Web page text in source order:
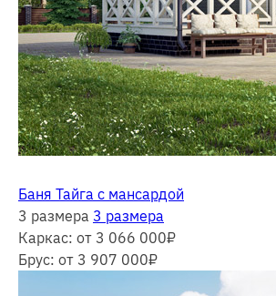
Баня Тайга с мансардой
3 размера 3 размера
Каркас: от 3 066 000₽
Брус: от 3 907 000₽